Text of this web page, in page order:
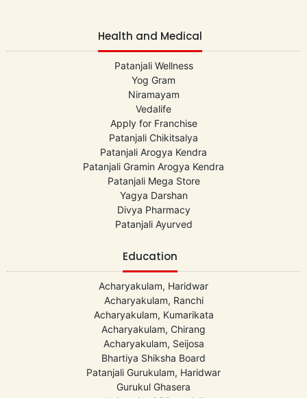
Health and Medical
Patanjali Wellness
Yog Gram
Niramayam
Vedalife
Apply for Franchise
Patanjali Chikitsalya
Patanjali Arogya Kendra
Patanjali Gramin Arogya Kendra
Patanjali Mega Store
Yagya Darshan
Divya Pharmacy
Patanjali Ayurved
Education
Acharyakulam, Haridwar
Acharyakulam, Ranchi
Acharyakulam, Kumarikata
Acharyakulam, Chirang
Acharyakulam, Seijosa
Bhartiya Shiksha Board
Patanjali Gurukulam, Haridwar
Gurukul Ghasera